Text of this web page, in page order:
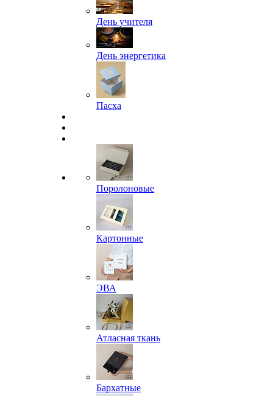
День учителя
День энергетика
Пасха
Поролоновые
Картонные
ЭВА
Атласная ткань
Бархатные